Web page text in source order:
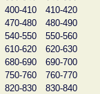
400-410
410-420
470-480
480-490
540-550
550-560
610-620
620-630
680-690
690-700
750-760
760-770
820-830
830-840